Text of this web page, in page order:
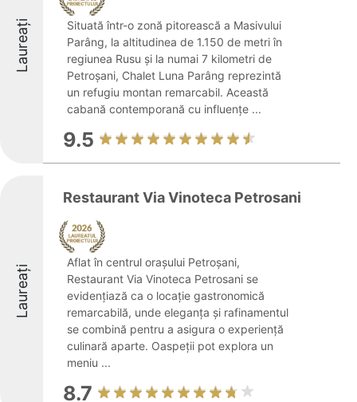
Laureați
Situată într-o zonă pitorească a Masivului
Parâng, la altitudinea de 1.150 de metri în
regiunea Rusu și la numai 7 kilometri de
Petroșani, Chalet Luna Parâng reprezintă
un refugiu montan remarcabil. Această
cabană contemporană cu influențe ...
9.5
Laureați
Restaurant Via Vinoteca Petrosani
Aflat în centrul orașului Petroșani,
Restaurant Via Vinoteca Petrosani se
evidențiază ca o locație gastronomică
remarcabilă, unde eleganța și rafinamentul
se combină pentru a asigura o experiență
culinară aparte. Oaspeții pot explora un
meniu ...
8.7